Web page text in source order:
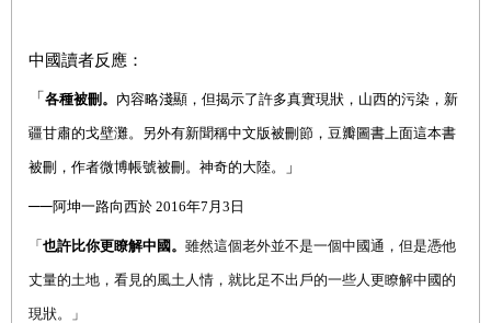
中國讀者反應：
「 各種被刪。 內容略淺顯，但揭示了許多真實現狀，山西的污染，新
疆甘肅的戈壁灘。另外有新聞稱中文版被刪節，豆瓣圖書上面這本書
被刪，作者微博帳號被刪。神奇的大陸。 」
──阿坤一路向西於 2016年7 月3 日
「也許比你更瞭解中國。 雖然這個老外並不是一個中國通，但是憑他
丈量的土地，看見的風土人情，就比足不出戶的一些人更瞭解中國的
現狀。 」